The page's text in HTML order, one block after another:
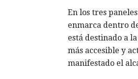
En los tres
enmarca dentro
está destinado a
más accesible y
manifestado el